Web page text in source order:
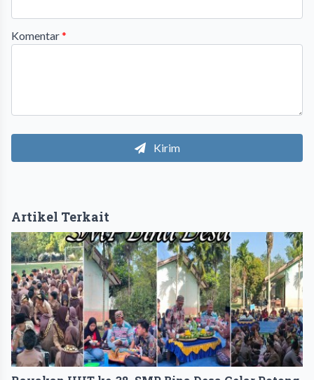
Komentar*
Kirim
Artikel Terkait